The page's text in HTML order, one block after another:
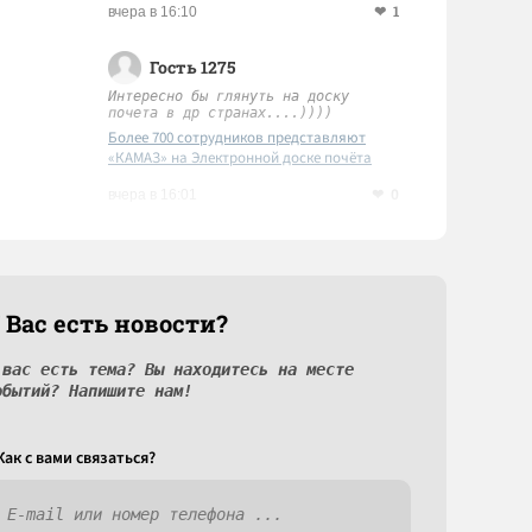
вчера в 16:10 1
Гость 1275
Интересно бы глянуть на доску
почета в др странах....))))
Более 700 сотрудников представляют
«КАМАЗ» на Электронной доске почёта
есть новости?
есть тема? Вы находитесь на месте
Напишите нам!
c вами связаться?